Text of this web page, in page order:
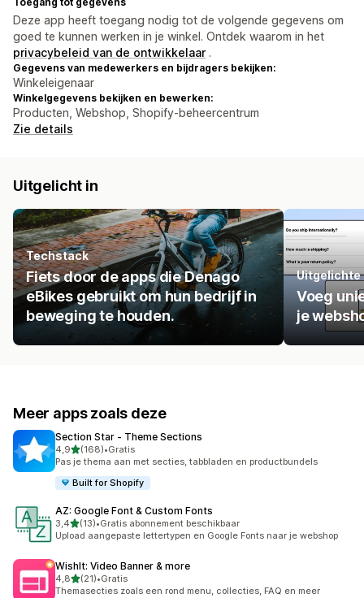
Deze app heeft toegang nodig tot de volgende gegevens om
goed te kunnen werken in je winkel. Ontdek waarom in het
privacybeleid van de ontwikkelaar .
Gegevens van medewerkers en bijdragers bekijken:
Winkeleigenaar
Winkelgegevens bekijken en bewerken:
Producten, Webshop, Shopify-beheercentrum
Zie details
Uitgelicht in
Techstack
Fiets door de apps die Denago
eBikes gebruikt om hun bedrijf in
beweging te houden.
Uitgelichte
Voeg
je
Meer apps zoals deze
Section Star ‑ Theme Sections
4,9van 5 sterren
(168)
168 recensies in totaal
•Gratis
Pas je thema aan met secties, tabbladen en productbundels
Built for Shopify
AZ: Google Font & Custom Fonts
3,4van 5 sterren
(13)
13 recensies in totaal
•Gratis abonnement beschikbaar
Upload aangepaste lettertypen en Google Fonts naar je webshop
WishIt: Video Banner & more
4,8van 5 sterren
(21)
21 recensies in totaal
•Gratis
Themasecties zoals een rond menu, collecties, FAQ en meer